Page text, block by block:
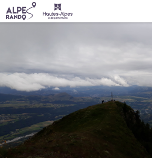
Le Palastre